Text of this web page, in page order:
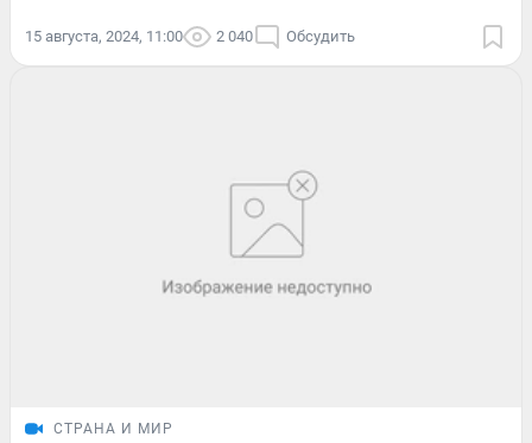
15 августа, 2024, 11:00 2 040 Обсудить
СТРАНА И МИР